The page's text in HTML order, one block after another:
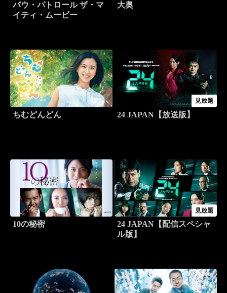
パウ・パトロール ザ・マ
イティ・ムービー
大奥
ちむどんどん
見放題
24 JAPAN【放送版】
10の秘密
見放題
24 JAPAN【配信スペシャ
ル版】